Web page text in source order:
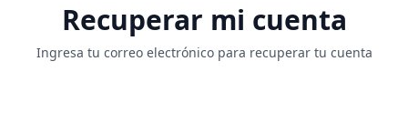
Recuperar mi cuenta
Ingresa tu correo electrónico para recuperar tu cuenta